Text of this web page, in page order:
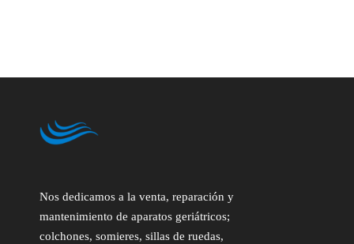
Nos dedicamos a la venta, reparación y
mantenimiento de aparatos geriátricos;
colchones, somieres, sillas de ruedas,